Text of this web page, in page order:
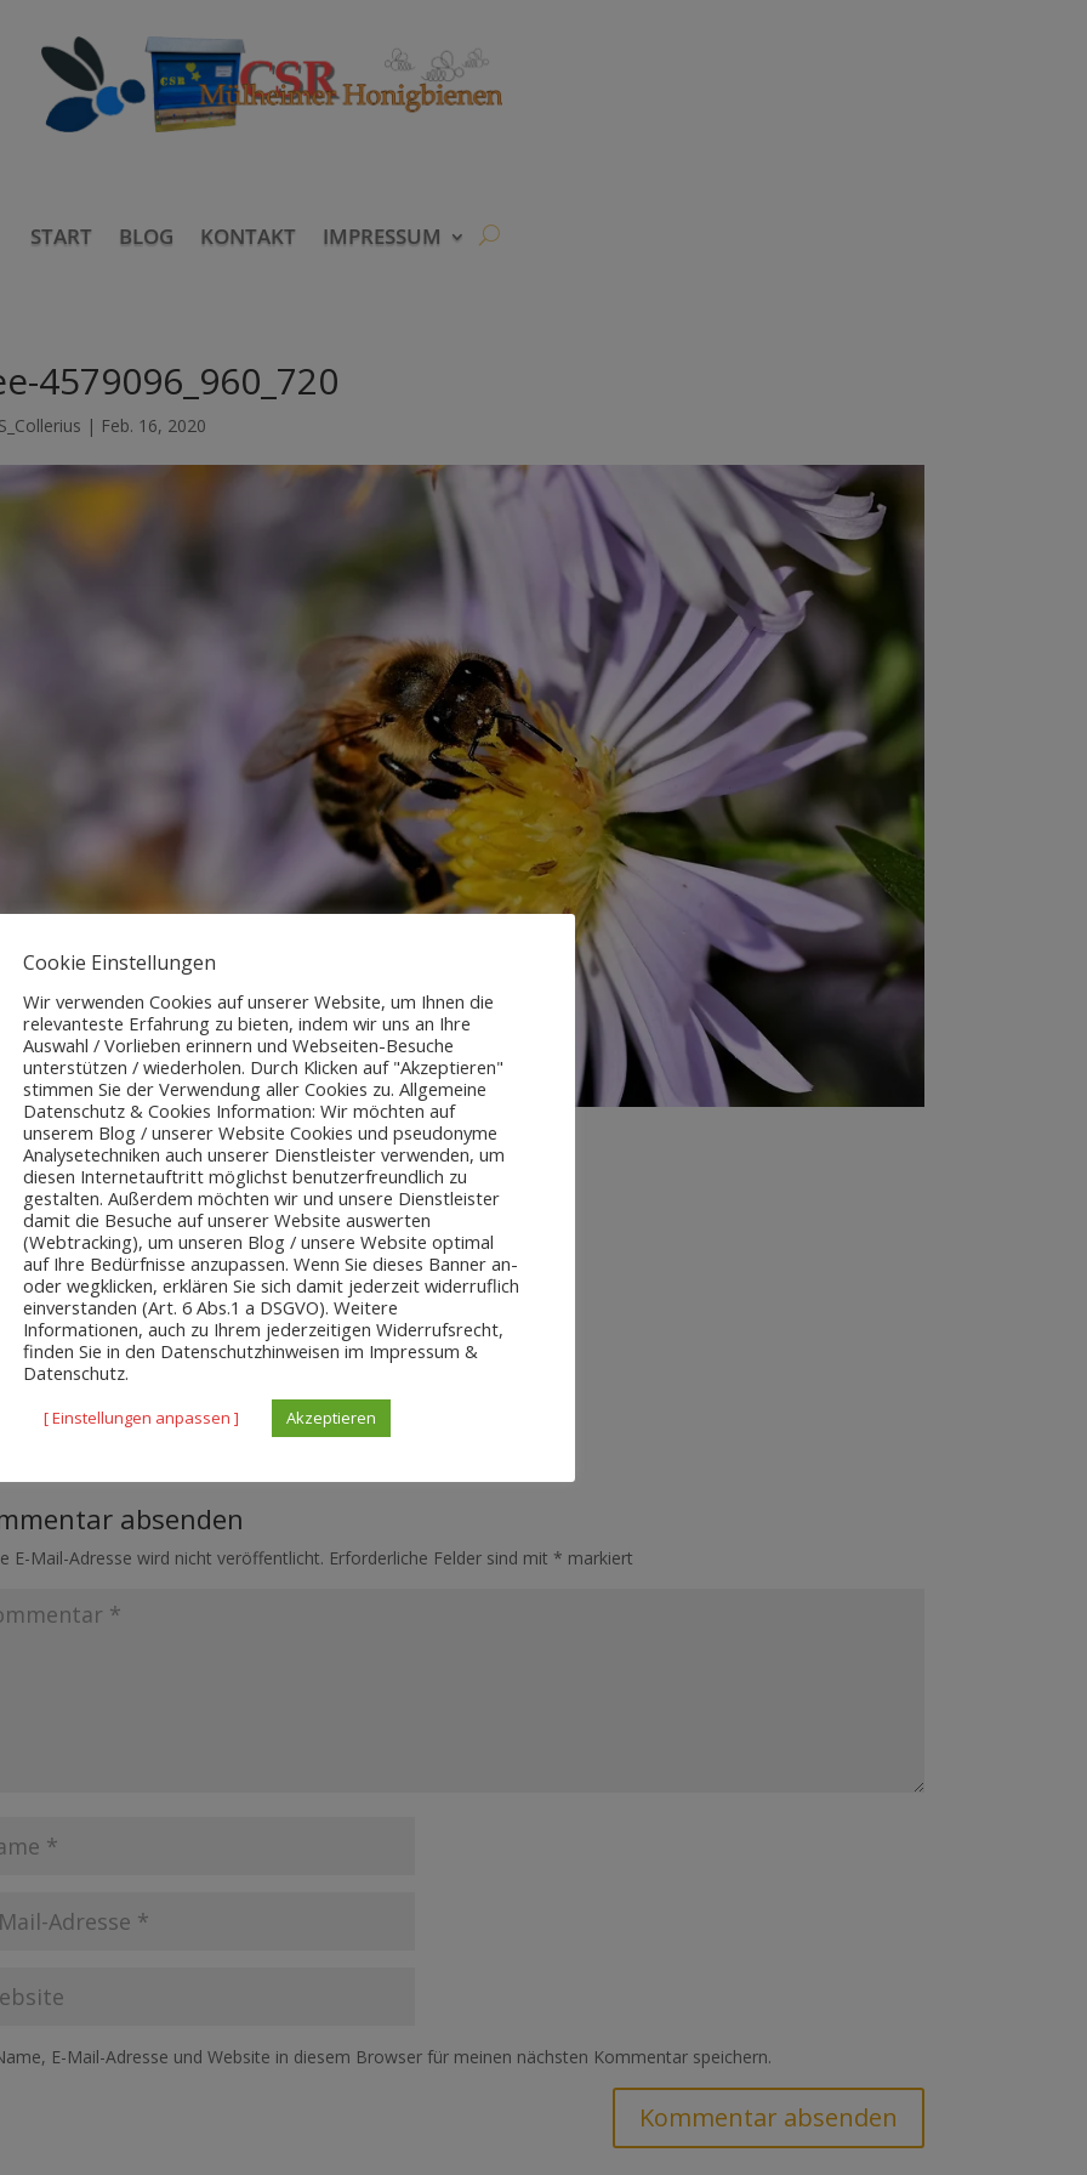
START BLOG KONTAKT IMPRESSUM
4579096_960_720
S_Collerius | Feb. 16, 2020
absenden
E-Mail-Adresse wird nicht veröffentlicht. Erforderliche Felder sind mit * markiert
E-Mail-Adresse und Website in diesem Browser für meinen nächsten Kommentar speichern.
Cookie Einstellungen
Wir verwenden Cookies auf unserer Website, um Ihnen die
relevanteste Erfahrung zu bieten, indem wir uns an Ihre
Auswahl / Vorlieben erinnern und Webseiten-Besuche
unterstützen / wiederholen. Durch Klicken auf "Akzeptieren"
stimmen Sie der Verwendung aller Cookies zu. Allgemeine
Datenschutz & Cookies Information: Wir möchten auf
unserem Blog / unserer Website Cookies und pseudonyme
Analysetechniken auch unserer Dienstleister verwenden, um
diesen Internetauftritt möglichst benutzerfreundlich zu
gestalten. Außerdem möchten wir und unsere Dienstleister
damit die Besuche auf unserer Website auswerten
(Webtracking), um unseren Blog / unsere Website optimal
auf Ihre Bedürfnisse anzupassen. Wenn Sie dieses Banner an-
oder wegklicken, erklären Sie sich damit jederzeit widerruflich
einverstanden (Art. 6 Abs.1 a DSGVO). Weitere
Informationen, auch zu Ihrem jederzeitigen Widerrufsrecht,
finden Sie in den Datenschutzhinweisen im Impressum &
Datenschutz.
[ Einstellungen anpassen ] Akzeptieren